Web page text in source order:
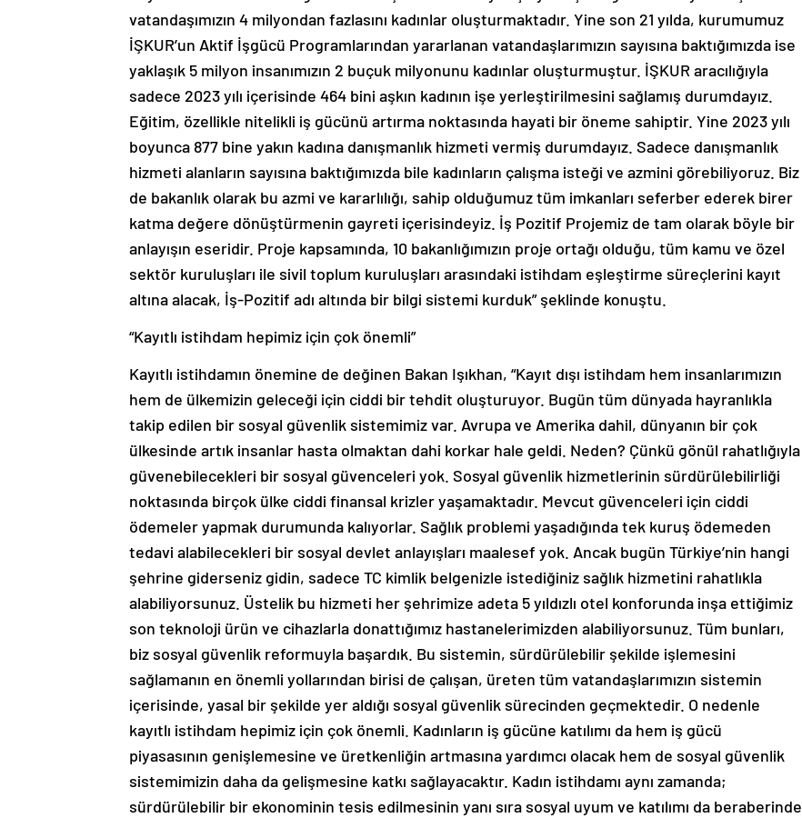
vatandaşımızın 4 milyondan fazlasını kadınlar oluşturmaktadır. Yine son 21 yılda, kurumumuz
İŞKUR’un Aktif İşgücü Programlarından yararlanan vatandaşlarımızın sayısına baktığımızda ise
yaklaşık 5 milyon insanımızın 2 buçuk milyonunu kadınlar oluşturmuştur. İŞKUR aracılığıyla
sadece 2023 yılı içerisinde 464 bini aşkın kadının işe yerleştirilmesini sağlamış durumdayız.
Eğitim, özellikle nitelikli iş gücünü artırma noktasında hayati bir öneme sahiptir. Yine 2023 yılı
boyunca 877 bine yakın kadına danışmanlık hizmeti vermiş durumdayız. Sadece danışmanlık
hizmeti alanların sayısına baktığımızda bile kadınların çalışma isteği ve azmini görebiliyoruz. Biz
de bakanlık olarak bu azmi ve kararlılığı, sahip olduğumuz tüm imkanları seferber ederek birer
katma değere dönüştürmenin gayreti içerisindeyiz. İş Pozitif Projemiz de tam olarak böyle bir
anlayışın eseridir. Proje kapsamında, 10 bakanlığımızın proje ortağı olduğu, tüm kamu ve özel
sektör kuruluşları ile sivil toplum kuruluşları arasındaki istihdam eşleştirme süreçlerini kayıt
altına alacak, İş-Pozitif adı altında bir bilgi sistemi kurduk” şeklinde konuştu.
“Kayıtlı istihdam hepimiz için çok önemli”
Kayıtlı istihdamın önemine de değinen Bakan Işıkhan, “Kayıt dışı istihdam hem insanlarımızın
hem de ülkemizin geleceği için ciddi bir tehdit oluşturuyor. Bugün tüm dünyada hayranlıkla
takip edilen bir sosyal güvenlik sistemimiz var. Avrupa ve Amerika dahil, dünyanın bir çok
ülkesinde artık insanlar hasta olmaktan dahi korkar hale geldi. Neden? Çünkü gönül rahatlığıyla
güvenebilecekleri bir sosyal güvenceleri yok. Sosyal güvenlik hizmetlerinin sürdürülebilirliği
noktasında birçok ülke ciddi finansal krizler yaşamaktadır. Mevcut güvenceleri için ciddi
ödemeler yapmak durumunda kalıyorlar. Sağlık problemi yaşadığında tek kuruş ödemeden
tedavi alabilecekleri bir sosyal devlet anlayışları maalesef yok. Ancak bugün Türkiye’nin hangi
şehrine giderseniz gidin, sadece TC kimlik belgenizle istediğiniz sağlık hizmetini rahatlıkla
alabiliyorsunuz. Üstelik bu hizmeti her şehrimize adeta 5 yıldızlı otel konforunda inşa ettiğimiz
son teknoloji ürün ve cihazlarla donattığımız hastanelerimizden alabiliyorsunuz. Tüm bunları,
biz sosyal güvenlik reformuyla başardık. Bu sistemin, sürdürülebilir şekilde işlemesini
sağlamanın en önemli yollarından birisi de çalışan, üreten tüm vatandaşlarımızın sistemin
içerisinde, yasal bir şekilde yer aldığı sosyal güvenlik sürecinden geçmektedir. O nedenle
kayıtlı istihdam hepimiz için çok önemli. Kadınların iş gücüne katılımı da hem iş gücü
piyasasının genişlemesine ve üretkenliğin artmasına yardımcı olacak hem de sosyal güvenlik
sistemimizin daha da gelişmesine katkı sağlayacaktır. Kadın istihdamı aynı zamanda;
sürdürülebilir bir ekonominin tesis edilmesinin yanı sıra sosyal uyum ve katılımı da beraberinde